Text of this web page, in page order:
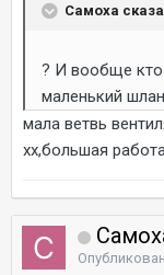
Самоха
? И вообще
маленький
мала ветвь
хх,большая